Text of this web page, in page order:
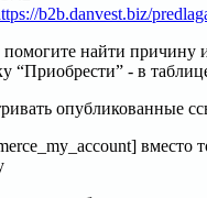
b2b.danvest.biz/
найти причину
“Приобрести” - в
опубликованные
вместо